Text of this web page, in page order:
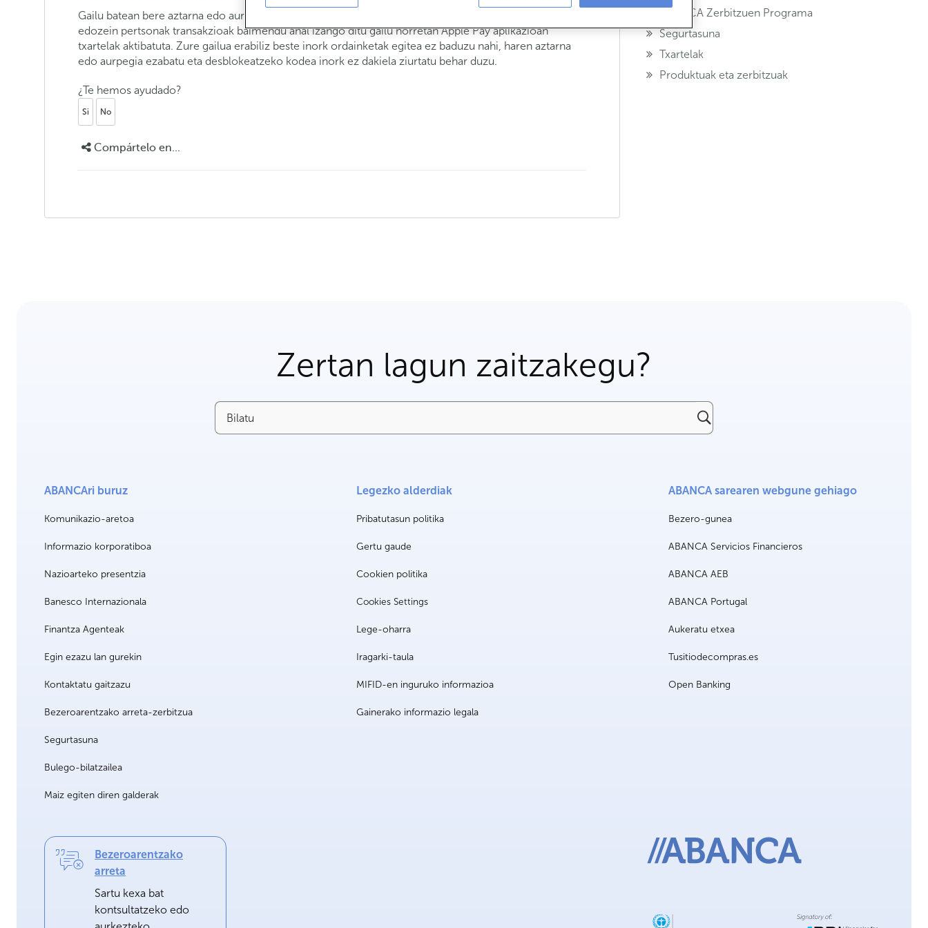
Gailu batean bere aztarna edo aurpegia erregistratuta duen edo desblokeatzeko kodea ezagutzen duen
edozein pertsonak transakzioak baimendu ahal izango ditu gailu horretan Apple Pay aplikazioan
txartelak aktibatuta. Zure gailua erabiliz beste inork ordainketak egitea ez baduzu nahi, haren aztarna
edo aurpegia ezabatu eta desblokeatzeko kodea inork ez dakiela ziurtatu behar duzu.
¿Te hemos ayudado?
Si No
Compártelo en...
ABANCA Zerbitzuen Programa
Segurtasuna
Txartelak
Produktuak eta zerbitzuak
Zertan lagun zaitzakegu?
Bilatu
ABANCAri buruz
Komunikazio-aretoa
Informazio korporatiboa
Nazioarteko presentzia
Banesco Internazionala
Finantza Agenteak
Egin ezazu lan gurekin
Kontaktatu gaitzazu
Bezeroarentzako arreta-zerbitzua
Segurtasuna
Bulego-bilatzailea
Maiz egiten diren galderak
Legezko alderdiak
Pribatutasun politika
Gertu gaude
Cookien politika
Cookies Settings
Lege-oharra
Iragarki-taula
MIFID-en inguruko informazioa
Gainerako informazio legala
ABANCA sarearen webgune gehiago
Bezero-gunea
ABANCA Servicios Financieros
ABANCA AEB
ABANCA Portugal
Aukeratu etxea
Tusitiodecompras.es
Open Banking
Bezeroarentzako
arreta
Sartu kexa bat
kontsultatzeko edo